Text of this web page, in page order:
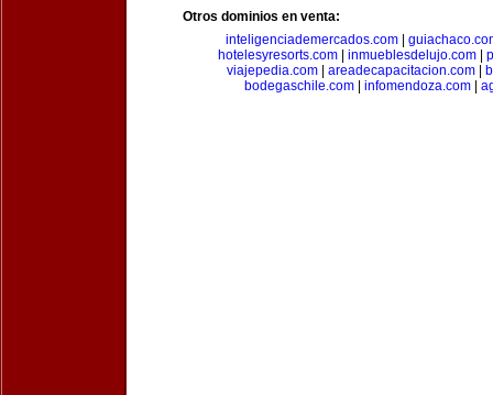
Otros dominios en venta:
inteligenciademercados.com
hotelesyresorts.com
inmueblesdelujo.com
viajepedia.com| areadecapacitacion.com|
bodegaschile.com| infomendoza.com|